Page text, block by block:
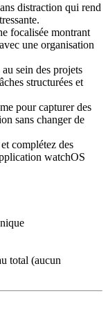
distraction qui rend
focalisée montrant
une organisation
sein des projets
structurées et
pour capturer des
sans changer de
complétez des
watchOS
total (aucun